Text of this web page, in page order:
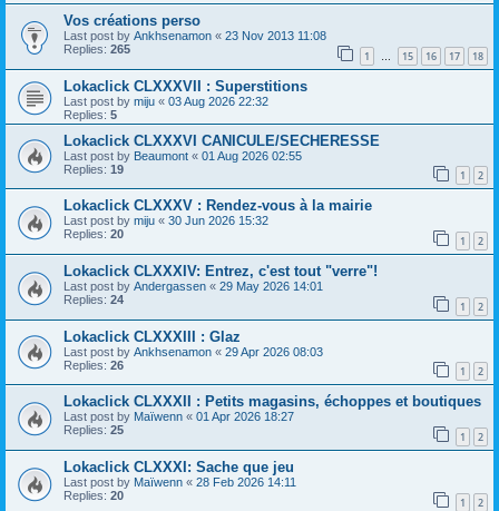
Vos créations perso
Last post by Ankhsenamon « 23 Nov 2013 11:08
Replies: 265 1 … 15 16 17 18
Lokaclick CLXXXVII : Superstitions
Last post by miju « 03 Aug 2026 22:32
Replies: 5
Lokaclick CLXXXVI CANICULE/SECHERESSE
Last post by Beaumont « 01 Aug 2026 02:55
Replies: 19 1 2
Lokaclick CLXXXV : Rendez-vous à la mairie
Last post by miju « 30 Jun 2026 15:32
Replies: 20 1 2
Lokaclick CLXXXIV: Entrez, c'est tout "verre"!
Last post by Andergassen « 29 May 2026 14:01
Replies: 24 1 2
Lokaclick CLXXXIII : Glaz
Last post by Ankhsenamon « 29 Apr 2026 08:03
Replies: 26 1 2
Lokaclick CLXXXII : Petits magasins, échoppes et boutiques
Last post by Maïwenn « 01 Apr 2026 18:27
Replies: 25 1 2
Lokaclick CLXXXI: Sache que jeu
Last post by Maïwenn « 28 Feb 2026 14:11
Replies: 20 1 2